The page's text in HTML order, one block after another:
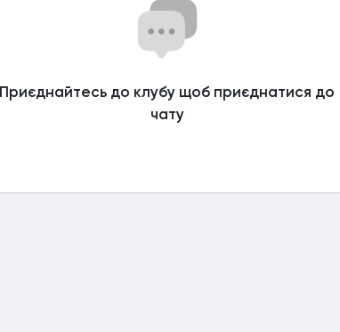
Приєднайтесь до клубу щоб приєднатися до
чату